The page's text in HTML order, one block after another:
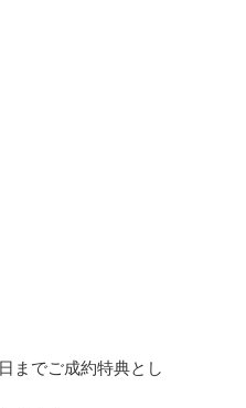
までご成約特典とし